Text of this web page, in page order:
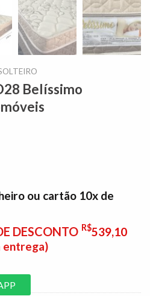
Belíssimo
ou cartão 10x de
DESCONTO R$539,10
entrega)